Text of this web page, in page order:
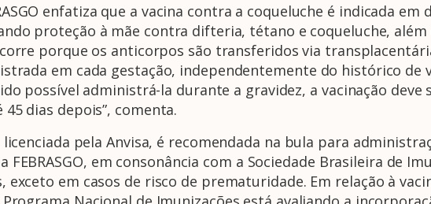
enfatiza que a vacina contra a coqueluche é indicada em
proteção à mãe contra difteria, tétano e coqueluche,
porque os anticorpos são transferidos via
em cada gestação, independentemente do histórico de
possível administrá-la durante a gravidez, a vacinação
dias depois”, comenta.
licenciada pela Anvisa, é recomendada na bula para
FEBRASGO, em consonância com a Sociedade Brasileira de
exceto em casos de risco de prematuridade. Em relação à